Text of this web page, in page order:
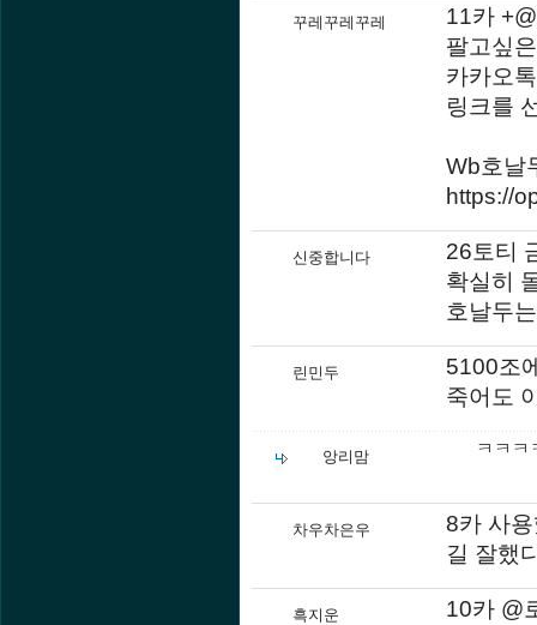
꾸레꾸레꾸레
11카
팔고싶
카카오
링크를
Wb호날
https://
신중합니다
26토티
확실히
호날두
린민두
5100조
죽어도
앙리맘 ㅋㅋㅋ
차우차은우
8카 사
길 잘했
흑지운 10카 @